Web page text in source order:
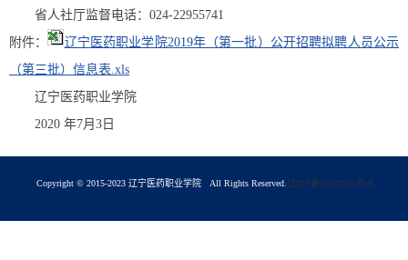
省人社厅监督电话：024-22955741
附件：
辽宁医药职业学院2019年（第一批）公开招聘拟聘人员公示
（第三批）信息表.xls
辽宁医药职业学院
2020 年7月3日
Copyright © 2015-2023 辽宁医药职业学院 All Rights Reserved.辽ICP备10202921号-4